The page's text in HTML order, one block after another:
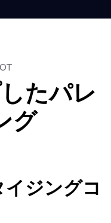
たパレ
グ
ジングコ